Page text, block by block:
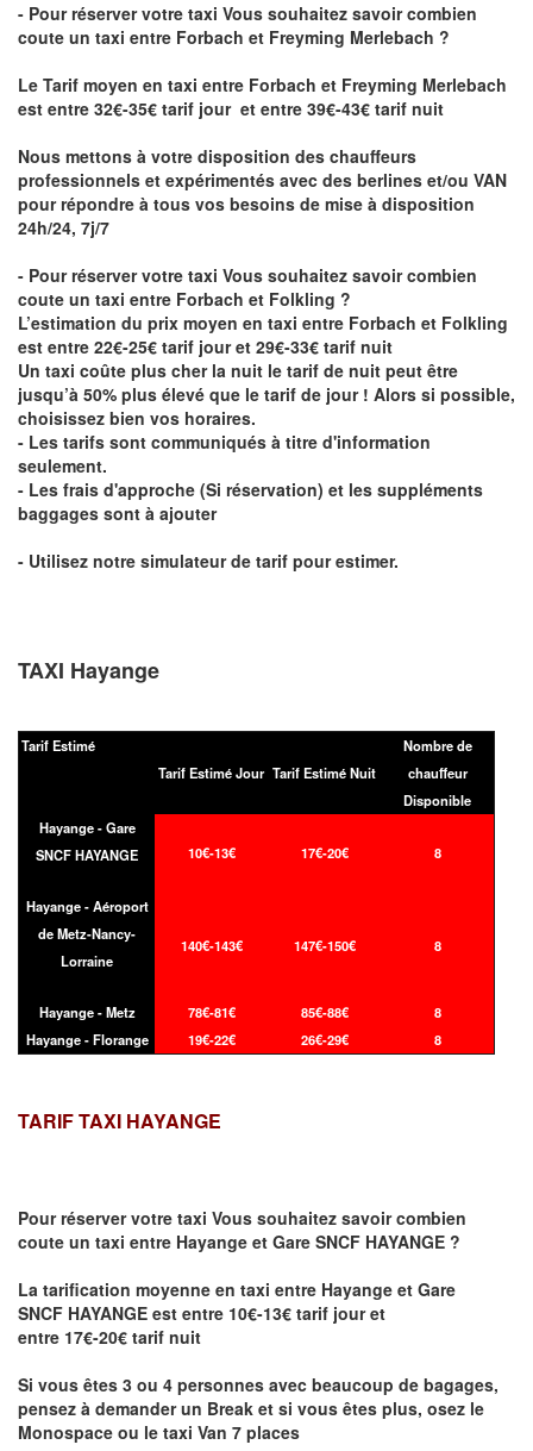
- Pour réserver votre taxi Vous souhaitez savoircombien
coute un taxi entre Forbach et Freyming Merlebach ?
Le Tarif moyen en taxi entre Forbach et Freyming Merlebach
est entre 32€-35€ tarif jour et entre 39€-43€ tarif nuit
Nous mettons à votre disposition des chauffeurs
professionnels et expérimentés avec des berlines et/ou VAN
pour répondre à tous vos besoins de mise à disposition
24h/24, 7j/7
- Pour réserver votre taxi Vous souhaitez savoircombien
coute un taxi entre Forbach et Folkling ?
L’estimation du prix moyen en taxi entre Forbach et Folkling
est entre 22€-25€ tarif jour et 29€-33€ tarif nuit
Un taxi coûte plus cher la nuit le tarif de nuit peut être
jusqu’à 50% plus élevé que le tarif de jour ! Alors si possible,
choisissez bien vos horaires.
- Les tarifs sont communiqués à titre d'information
seulement.
- Les frais d'approche (Si réservation) et les suppléments
baggages sont à ajouter
- Utilisez notre simulateur de tarif pour estimer.
TAXI Hayange
Tarif Estimé
Tarif Estimé Jour Tarif Estimé Nuit
Nombre de
chauffeur
Disponible
Hayange - Gare
SNCF HAYANGE
10€-13€ 17€-20€ 8
Hayange - Aéroport
de Metz-Nancy-
Lorraine
140€-143€ 147€-150€ 8
Hayange - Metz 78€-81€ 85€-88€
8
Hayange - Florange
19€-22€ 26€-29€ 8
TARIF TAXI HAYANGE
Pour réserver votre taxi Vous souhaitez savoircombien
coute un taxi entre Hayange et Gare SNCF HAYANGE ?
La tarification moyenne en taxi entre Hayange et Gare
SNCF HAYANGE est entre 10€-13€ tarif jour et
entre 17€-20€ tarif nuit
Si vous êtes 3 ou 4 personnes avec beaucoup de bagages,
pensez à demander un Break et si vous êtes plus, osez le
Monospace ou le taxi Van 7 places